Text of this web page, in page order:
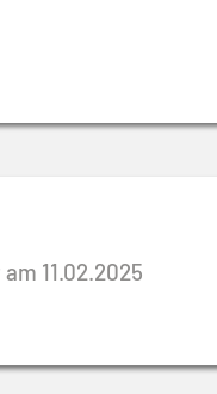
11.02.2025